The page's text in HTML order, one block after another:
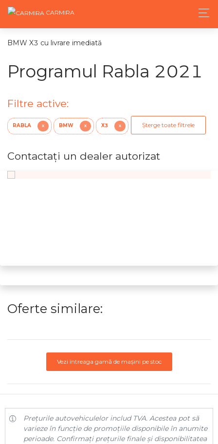
CARMIRA
BMW X3 cu livrare imediată
Programul Rabla 2021
Filtre active:
RABLA X BMW X X3 X Șterge toate filtrele
Contactaţi un dealer autorizat
Oferte similare:
Vezi întreaga gamă de mașini pe stoc
Prețurile autovehiculelor includ TVA. Acestea pot să
varieze în funcție de promoțiile disponibile în anumite
perioade. Confirmați prețurile finale și disponibilitatea